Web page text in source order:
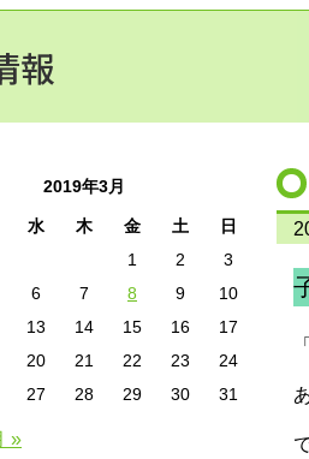
報
2019年3月
水 木 金 土
日
1
2
3
6 7 8 9
10
13 14 15 16
17
20 21 22 23
24
27 28 29 30 31
»